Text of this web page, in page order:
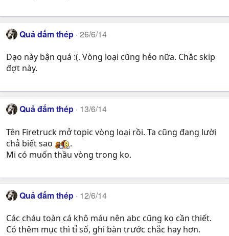
Quả đấm thép 26/6/14
Dạo này bận quá :(. Vòng loại cũng hẻo nữa. Chắc skip
đợt này.
Quả đấm thép 13/6/14
Tên Firetruck mở topic vòng loại rồi. Ta cũng đang lười
chả biết sao
.
Mi có muốn thầu vòng trong ko.
Quả đấm thép 12/6/14
Các cháu toàn cá khô máu nên abc cũng ko cần thiết.
Có thêm mục thì tỉ số, ghi bàn trước chắc hay hơn.